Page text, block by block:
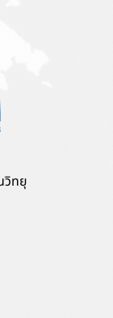
วิทยุ